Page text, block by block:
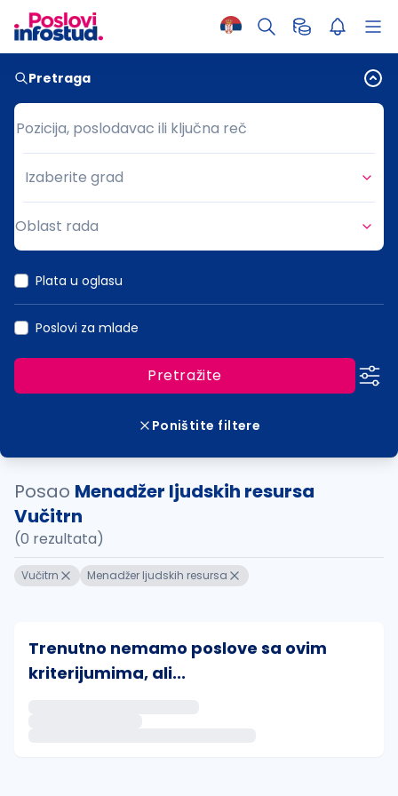
Pretraga
Pozicija, poslodavac ili ključna reč
Pozicija, poslodavac ili ključna reč
Grad
Izaberite grad
Oblast rada
Plata u oglasu
Poslovi za mlade
Pretražite
Poništite filtere
Posao Menadžer ljudskih resursa
Vučitrn
(0 rezultata)
Vučitrn Menadžer ljudskih resursa
Trenutno nemamo poslove sa ovim
kriterijumima, ali...